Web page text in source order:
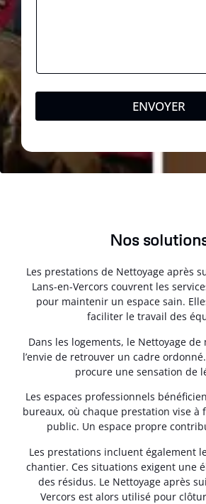
ENVOYER
Nos
Les prestations de Nettoyage après
Lans-en-Vercors couvrent les
pour maintenir un espace sain.
faciliter le travail des
Dans les logements, le Nettoyage de
l’envie de retrouver un cadre
procure une sensation de
Les espaces professionnels
bureaux, où chaque prestation vise à
public. Un espace propre
Les prestations incluent également
chantier. Ces situations exigent une
des résidus. Le Nettoyage après
Vercors est alors utilisé pour